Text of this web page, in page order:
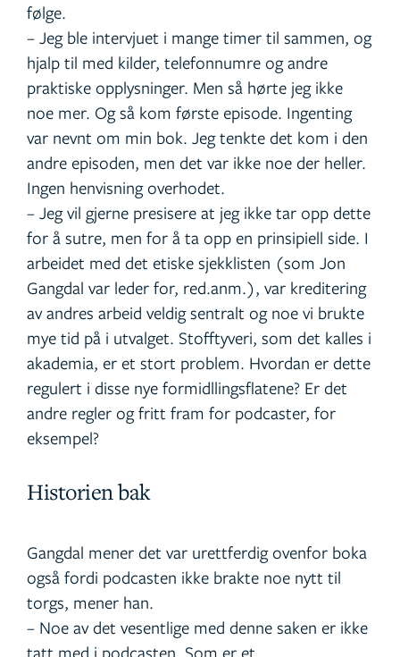
følge.
– Jeg ble intervjuet i mange timer til sammen, og
hjalp til med kilder, telefonnumre og andre
praktiske opplysninger. Men så hørte jeg ikke
noe mer. Og så kom første episode. Ingenting
var nevnt om min bok. Jeg tenkte det kom i den
andre episoden, men det var ikke noe der heller.
Ingen henvisning overhodet.
– Jeg vil gjerne presisere at jeg ikke tar opp dette
for å sutre, men for å ta opp en prinsipiell side. I
arbeidet med det etiske sjekklisten (som Jon
Gangdal var leder for, red.anm.), var kreditering
av andres arbeid veldig sentralt og noe vi brukte
mye tid på i utvalget. Stofftyveri, som det kalles i
akademia, er et stort problem. Hvordan er dette
regulert i disse nye formidllingsflatene? Er det
andre regler og fritt fram for podcaster, for
eksempel?
Historien bak
Gangdal mener det var urettferdig ovenfor boka
også fordi podcasten ikke brakte noe nytt til
torgs, mener han.
– Noe av det vesentlige med denne saken er ikke
tatt med i podcasten. Som er et